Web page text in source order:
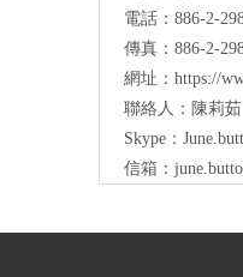
電話：886-2-
傳真：886-2-
網址： https://
聯絡人：陳莉茹
Skype：
信箱：